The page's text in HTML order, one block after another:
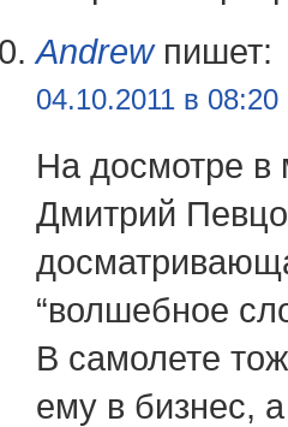
Andrewпишет:
04.10.2011 в 08:20
На досмотре в
Дмитрий
“волшебное
В самолете
ему в бизнес,